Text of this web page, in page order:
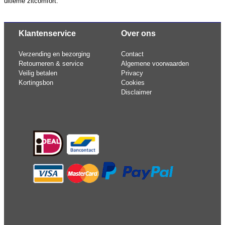
Klantenservice
Verzending en bezorging
Retourneren & service
Veilig betalen
Kortingsbon
Over ons
Contact
Algemene voorwaarden
Privacy
Cookies
Disclaimer